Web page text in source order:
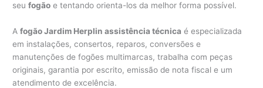
seufogão e tentando orienta-los da melhor forma possível.
Afogão Jardim Herplin assistência técnica é especializada
em instalações, consertos, reparos, conversões e
manutenções de fogões multimarcas, trabalha com peças
originais, garantia por escrito, emissão de nota fiscal e um
atendimento de excelência.